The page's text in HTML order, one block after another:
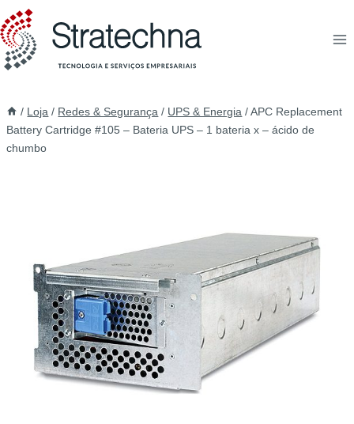
/ Loja / Redes & Segurança / UPS & Energia / APC Replacement
Battery Cartridge #105 – Bateria UPS – 1 bateria x – ácido de
chumbo